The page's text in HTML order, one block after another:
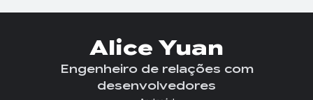
Alice Yuan
Engenheiro de relações com
desenvolvedores